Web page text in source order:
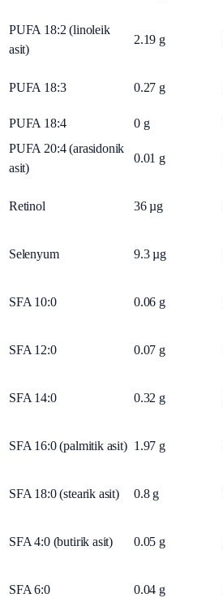
PUFA 18:2 (linoleik
asit)
2.19 g
PUFA 18:3 0.27 g
PUFA 18:4 0 g
PUFA 20:4 (arasidonik
asit)
0.01 g
Retinol 36 µg
Selenyum 9.3 µg
SFA 10:0 0.06 g
SFA 12:0 0.07 g
SFA 14:0 0.32 g
SFA 16:0 (palmitik asit) 1.97 g
SFA 18:0 (stearik asit) 0.8 g
SFA 4:0 (butirik asit) 0.05 g
SFA 6:0 0.04 g